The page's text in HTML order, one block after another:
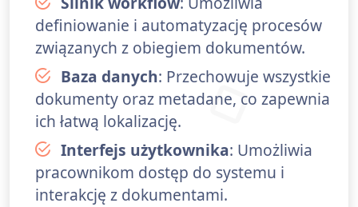
definiowanie i automatyzację procesów
związanych z obiegiem dokumentów.
Baza danych: Przechowuje wszystkie
dokumenty oraz metadane, co zapewnia
ich łatwą lokalizację.
Interfejs użytkownika: Umożliwia
pracownikom dostęp do systemu i
interakcję z dokumentami.